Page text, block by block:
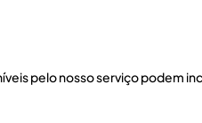
pelo nosso serviço podem